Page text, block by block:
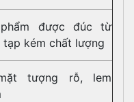
được đúc từ
tạp kém chất lượng
tượng rỗ, lem